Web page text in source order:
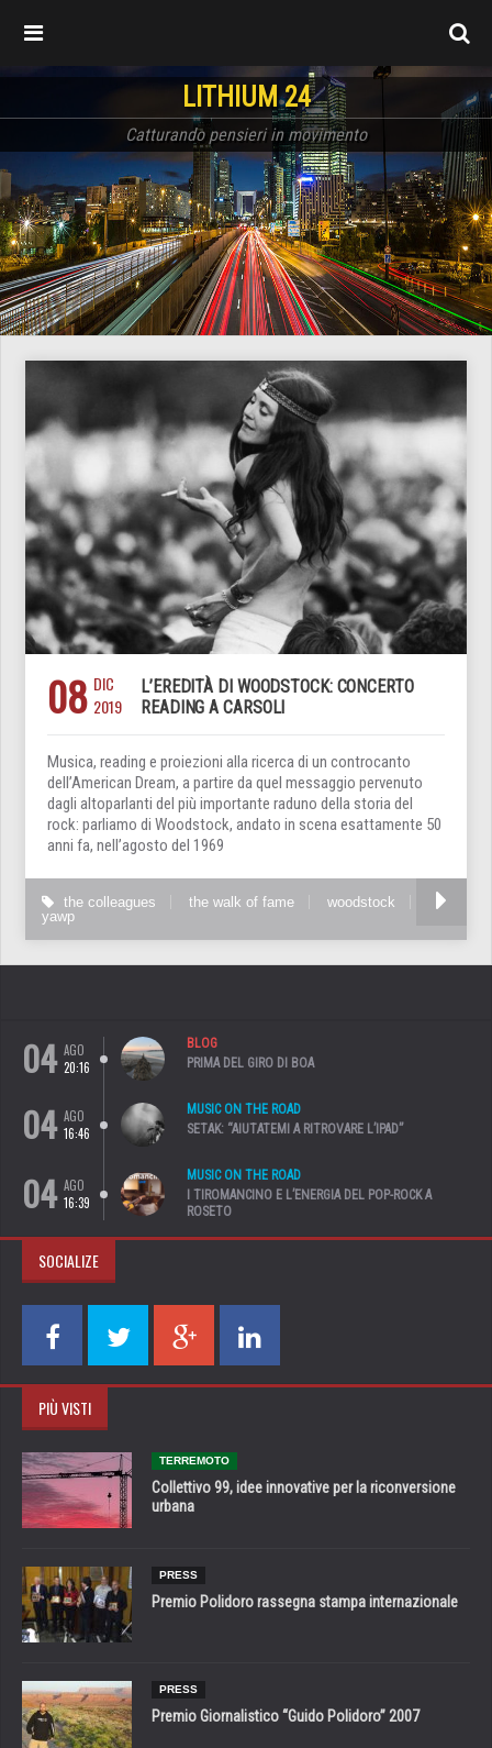
LITHIUM 24
Catturando pensieri in movimento
08 DIC
2019
L’EREDITÀ DI WOODSTOCK: CONCERTO
READING A CARSOLI
Musica, reading e proiezioni alla ricerca di un controcanto
dell’American Dream, a partire da quel messaggio pervenuto
dagli altoparlanti del più importante raduno della storia del
rock: parliamo di Woodstock, andato in scena esattamente 50
anni fa, nell’agosto del 1969
the colleagues the walk of fame
woodstock
yawp
04 AGO
20:16
BLOG
PRIMA DEL GIRO DI BOA
04 AGO
16:46
MUSIC ON THE ROAD
SETAK: “AIUTATEMI A RITROVARE L’IPAD”
04 AGO
16:39
MUSIC ON THE ROAD
I TIROMANCINO E L’ENERGIA DEL POP-ROCK A
ROSETO
SOCIALIZE
PIÙ VISTI
TERREMOTO
Collettivo 99, idee innovative per la riconversione
urbana
PRESS
Premio Polidoro rassegna stampa internazionale
PRESS
Premio Giornalistico “Guido Polidoro” 2007